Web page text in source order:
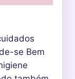
se Bem